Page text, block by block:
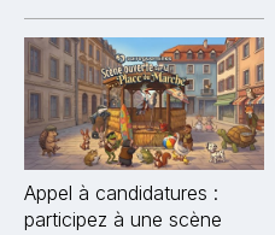
Appel à candidatures :
participez à une scène